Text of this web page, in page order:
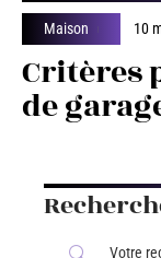
Maison 10
Critères
de